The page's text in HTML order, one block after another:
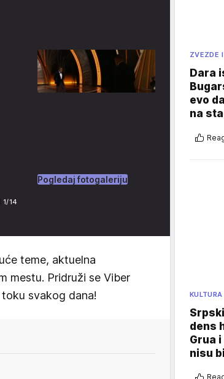
1/14
Pogledaj fotogaleriju
teme, aktuelna
mestu. Pridruži se Viber
svakog dana!
ZVEZDE
Dara
evo
na
KULTURA
dens
Grua
nisu